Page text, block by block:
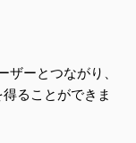
ーとつながり、
ることができま